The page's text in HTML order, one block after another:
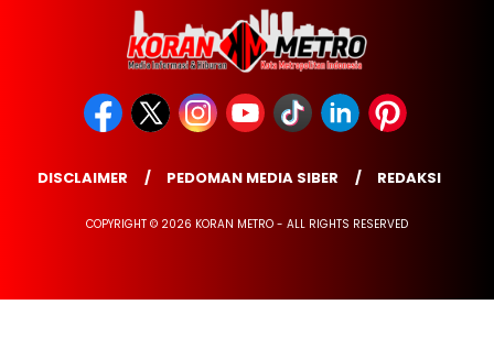
DISCLAIMER PEDOMAN MEDIA SIBER REDAKSI
COPYRIGHT © 2026 KORAN METRO - ALL RIGHTS RESERVED